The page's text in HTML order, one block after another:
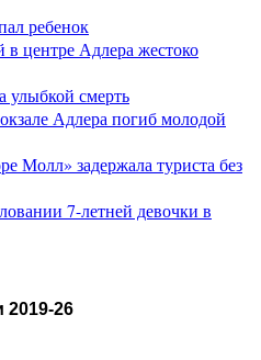
ребенок
центре Адлера жестоко
смерть
Адлера погиб молодой
Молл» задержала туриста без
7-летней девочки в
2019-26